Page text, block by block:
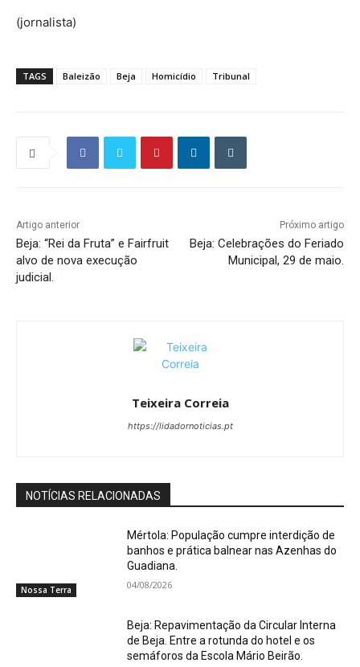
(jornalista)
TAGS Baleizão Beja Homicídio Tribunal
Artigo anterior
Beja: “Rei da Fruta” e Fairfruit
alvo de nova execução
judicial.
Próximo artigo
Beja: Celebrações do Feriado
Municipal, 29 de maio.
Teixeira Correia
https://lidadornoticias.pt
NOTÍCIAS RELACIONADAS
Nossa Terra
Mértola: População cumpre interdição de
banhos e prática balnear nas Azenhas do
Guadiana.
04/08/2026
Beja: Repavimentação da Circular Interna
de Beja. Entre a rotunda do hotel e os
semáforos da Escola Mário Beirão.